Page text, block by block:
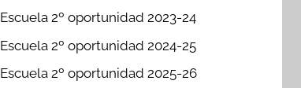
Escuela 2º oportunidad 2023-24
Escuela 2º oportunidad 2024-25
Escuela 2º oportunidad 2025-26